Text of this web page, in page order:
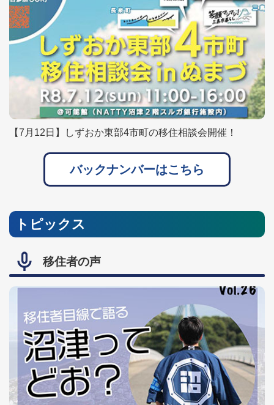
【7月12日】しずおか東部4市町の移住相談会開催！
バックナンバーはこちら
トピックス
移住者の声